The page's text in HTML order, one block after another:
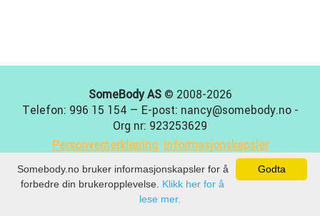
SomeBody AS© 2008-2026
Telefon: 996 15 154 — E-post: nancy@somebody.no -
Org nr: 923253629
Personvernerklæring Informasjonskapsler
Godta
Somebody.no bruker informasjonskapsler for å
forbedre din brukeropplevelse. Klikk her for å
lese mer.